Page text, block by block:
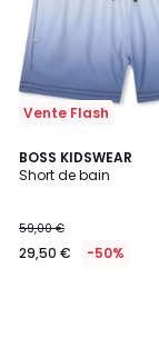
Vente Flash
BOSS KIDSWEAR
Short de bain
€
au
59,00 €
29,50 € -50%